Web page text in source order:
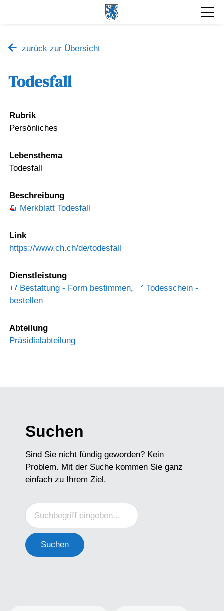
zurück zur Übersicht
Todesfall
Rubrik
Persönliches
Lebensthema
Todesfall
Beschreibung
Merkblatt Todesfall
Link
https://www.ch.ch/de/todesfall
Dienstleistung
Bestattung - Form bestimmen,
Todesschein -
bestellen
Abteilung
Präsidialabteilung
Suchen
Sind Sie nicht fündig geworden? Kein
Problem. Mit der Suche kommen Sie ganz
einfach zu Ihrem Ziel.
Suchen